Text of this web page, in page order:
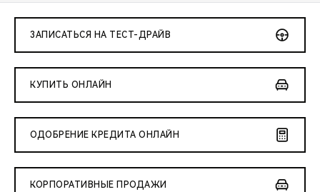
ЗАПИСАТЬСЯ НА ТЕСТ-ДРАЙВ
КУПИТЬ ОНЛАЙН
ОДОБРЕНИЕ КРЕДИТА ОНЛАЙН
КОРПОРАТИВНЫЕ ПРОДАЖИ